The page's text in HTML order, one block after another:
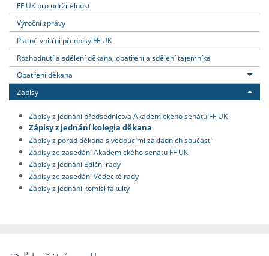
FF UK pro udržitelnost
Výroční zprávy
Platné vnitřní předpisy FF UK
Rozhodnutí a sdělení děkana, opatření a sdělení tajemníka
Opatření děkana
Zápisy
Zápisy z jednání předsednictva Akademického senátu FF UK
Zápisy z jednání kolegia děkana
Zápisy z porad děkana s vedoucími základních součástí
Zápisy ze zasedání Akademického senátu FF UK
Zápisy z jednání Ediční rady
Zápisy ze zasedání Vědecké rady
Zápisy z jednání komisí fakulty